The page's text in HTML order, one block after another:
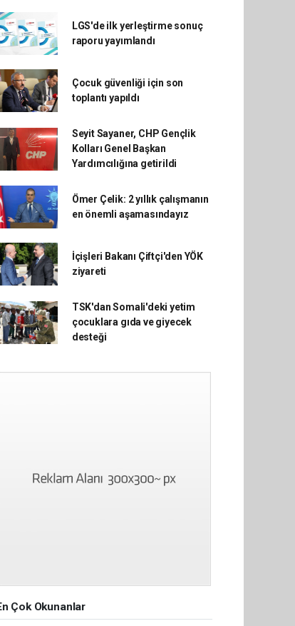
LGS'de ilk yerleştirme sonuç
raporu yayımlandı
Çocuk güvenliği için son
toplantı yapıldı
Seyit Sayaner, CHP Gençlik
Kolları Genel Başkan
Yardımcılığına getirildi
Ömer Çelik: 2 yıllık çalışmanın
en önemli aşamasındayız
İçişleri Bakanı Çiftçi'den YÖK
ziyareti
TSK'dan Somali'deki yetim
çocuklara gıda ve giyecek
desteği
Çok Okunanlar